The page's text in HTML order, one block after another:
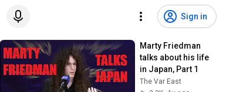
Sign in
Marty Friedman
talks about his life
in Japan, Part 1
The Var East